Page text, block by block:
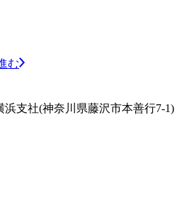
む
支社(神奈川県藤沢市本善行7-1)